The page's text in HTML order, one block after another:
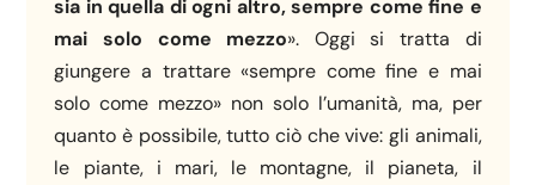
sia in quella di ogni altro, sempre come fine e
mai solo come mezzo». Oggi si tratta di
giungere a trattare «sempre come fine e mai
solo come mezzo» non solo l’umanità, ma, per
quanto è possibile, tutto ciò che vive: gli animali,
le piante, i mari, le montagne, il pianeta, il